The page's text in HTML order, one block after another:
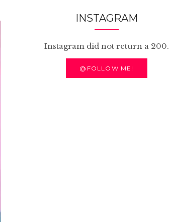
INSTAGRAM
Instagram did not return a 200.
@FOLLOW ME!